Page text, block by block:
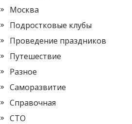
Москва
Подростковые клубы
Проведение праздников
Путешествие
Разное
Саморазвитие
Справочная
СТО